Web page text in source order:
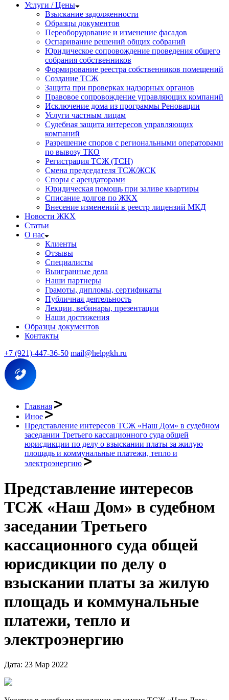
Услуги / Цены
Взыскание задолженности
Образцы документов
Переоборудование и изменение фасадов
Оспаривание решений общих собраний
Юридическое сопровождение проведения общего
собрания собственников
Формирование реестра собственников помещений
Создание ТСЖ
Защита при проверках надзорных органов
Правовое сопровождение управляющих компаний
Исключение дома из программы Реновации
Услуги частным лицам
Судебная защита интересов управляющих
компаний
Разрешение споров с региональными операторами
по вывозу ТКО
Регистрация ТСЖ (ТСН)
Смена председателя ТСЖ/ЖСК
Споры с арендаторами
Юридическая помощь при заливе квартиры
Списание долгов по ЖКХ
Внесение изменений в реестр лицензий МКД
Новости ЖКХ
Статьи
О нас
Клиенты
Отзывы
Специалисты
Выигранные дела
Наши партнеры
Грамоты, дипломы, сертификаты
Публичная деятельность
Лекции, вебинары, презентации
Наши достижения
Образцы документов
Контакты
+7 (921)-447-36-50 mail@helpgkh.ru
Главная
Иное
Представление интересов ТСЖ «Наш Дом» в судебном
заседании Третьего кассационного суда общей
юрисдикции по делу о взыскании платы за жилую
площадь и коммунальные платежи, тепло и
электроэнергию
Представление интересов
ТСЖ «Наш Дом» в судебном
заседании Третьего
кассационного суда общей
юрисдикции по делу о
взыскании платы за жилую
площадь и коммунальные
платежи, тепло и
электроэнергию
Дата: 23 Мар 2022